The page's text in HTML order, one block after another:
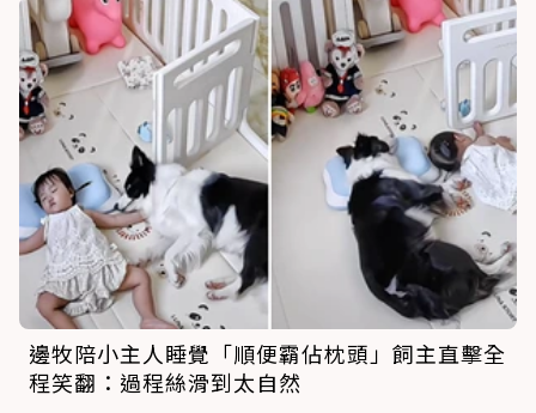
邊牧陪小主人睡覺「順便霸佔枕頭」飼主直擊全
程笑翻：過程絲滑到太自然